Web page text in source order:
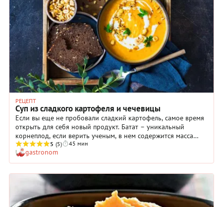
РЕЦЕПТ
Суп из сладкого картофеля и чечевицы
Если вы еще не пробовали сладкий картофель, самое время
открыть для себя новый продукт. Батат – уникальный
корнеплод, если верить ученым, в нем содержится масса
полезных вечществ, чтобы спасти нас от самых разных
болезней: диабета, рака, старения. Но даже если это не
совсем так, он просто очень вкусный.
5 (5) 45 мин
gastronom